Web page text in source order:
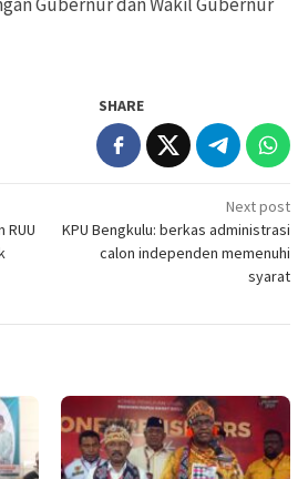
SHARE
RUU
Next post
KPU Bengkulu: berkas administrasi
calon independen memenuhi
syarat